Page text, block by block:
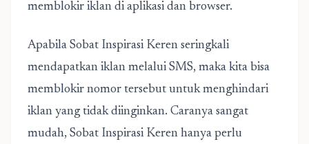
memblokir iklan di aplikasi dan browser.
Apabila Sobat Inspirasi Keren seringkali
mendapatkan iklan melalui SMS, maka kita bisa
memblokir nomor tersebut untuk menghindari
iklan yang tidak diinginkan. Caranya sangat
mudah, Sobat Inspirasi Keren hanya perlu